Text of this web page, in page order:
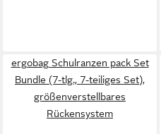
ergobag Schulranzen pack Set
Bundle (7-tlg., 7-teiliges Set),
größenverstellbares
Rückensystem